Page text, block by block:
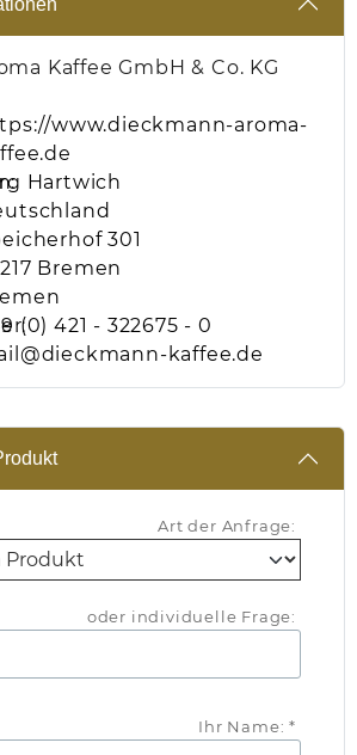
Kaffee GmbH & Co. KG
www.dieckmann-aroma-
Hartwich
301
Bremen
(0) 421 - 322675 - 0
kaffee.de
Art der Anfrage:
oder individuelle Frage:
Ihr Name: *